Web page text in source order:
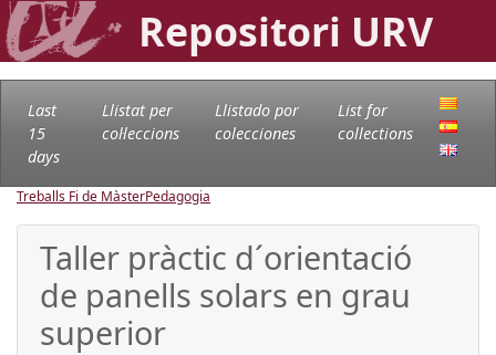
Repositori URV
Last
15
days
Llistat per
col·leccions
Llistado por
colecciones
List for
collections
Treballs Fi de MàsterPedagogia
Taller pràctic d´orientació
de panells solars en grau
superior